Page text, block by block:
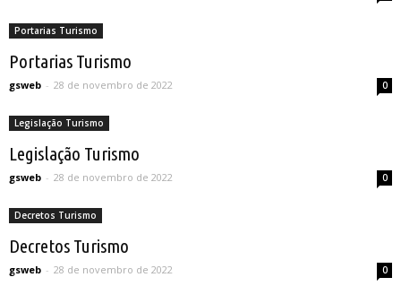
Portarias Turismo
Portarias Turismo
gsweb - 28 de novembro de 2022 0
Legislação Turismo
Legislação Turismo
gsweb - 28 de novembro de 2022 0
Decretos Turismo
Decretos Turismo
gsweb - 28 de novembro de 2022 0